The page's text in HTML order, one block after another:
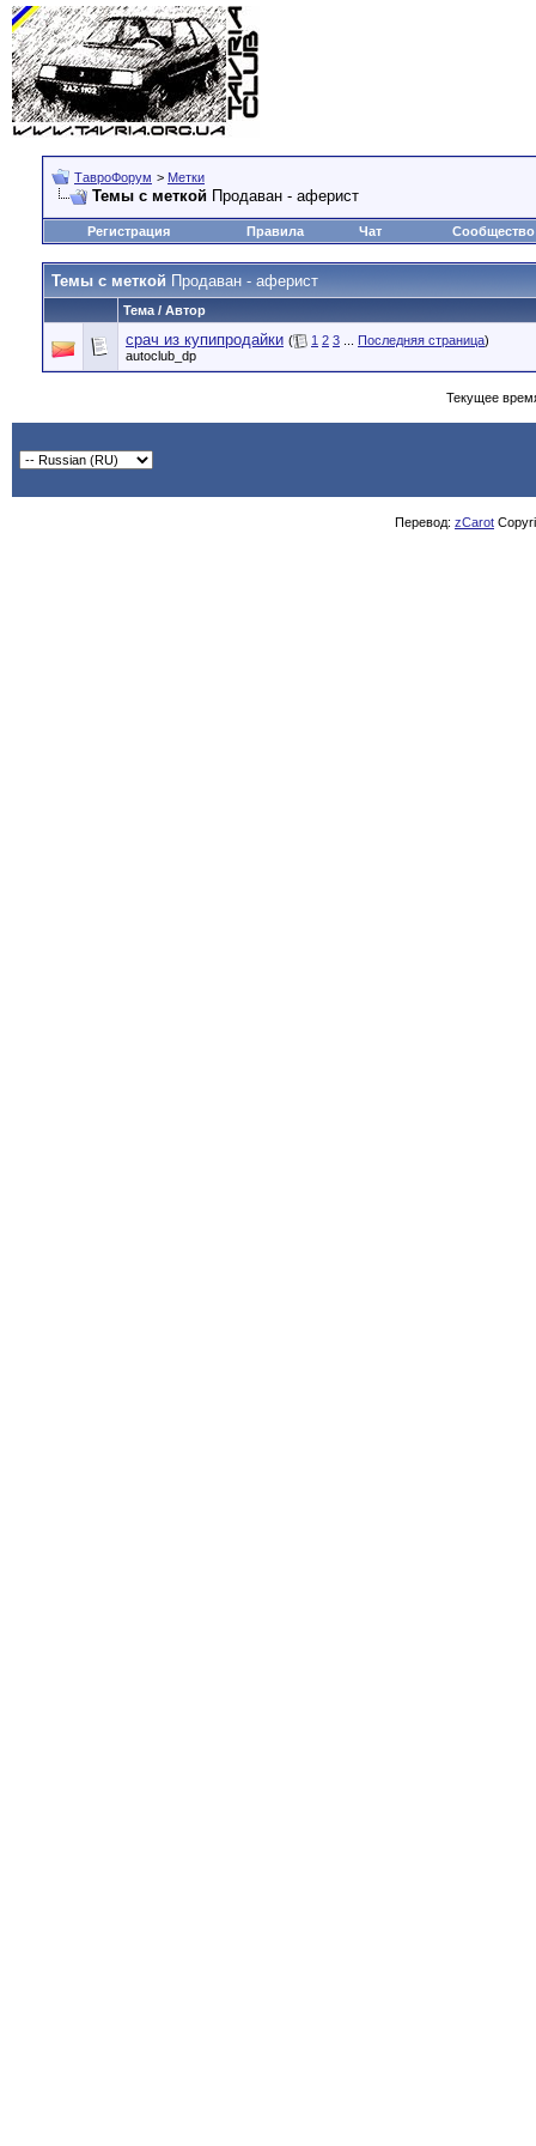
ТавроФорум > Метки
Темы с меткой Продаван - аферист
Регистрация Правила Чат Сообщество
Темы с меткой Продаван - аферист
Тема / Автор
срач из купипродайки ( 1 2 3 Последняя страница)
autoclub_dp
Текущее
Перевод: zCarot